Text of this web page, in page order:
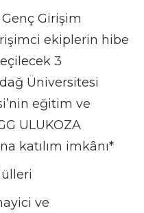
Genç Girişim
ekiplerin hibe
3
Üniversitesi
eğitim ve
ULUKOZA
katılım imkânı*
ve